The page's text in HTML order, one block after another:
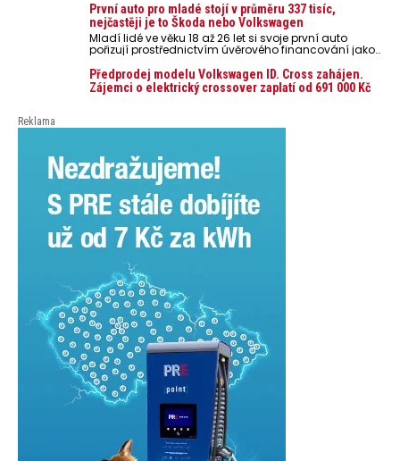
První auto pro mladé stojí v průměru 337 tisíc,
nejčastěji je to Škoda nebo Volkswagen
Mladí lidé ve věku 18 až 26 let si svoje první auto
pořizují prostřednictvím úvěrového financování jako
auto. Průměrná pořizovací cena vozu dosahuje 337
tisíc korun a průměrná financovaná částka
přesahuje 251 tisíc korun. Vyplývá to z dat Leasingu
Předprodej modelu Volkswagen ID. Cross zahájen.
Zájemci o elektrický crossover zaplatí od 691 000 Kč
Reklama